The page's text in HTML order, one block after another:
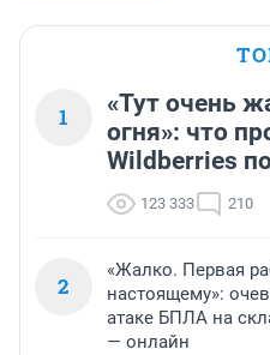
1
«Тут очень
огня»: что
Wildberries
123 333 210
2
«Жалко. Первая
настоящему»:
атаке БПЛА на
— онлайн